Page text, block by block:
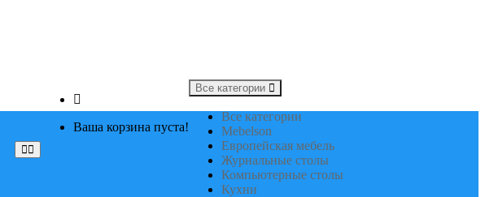
Все категории
Все категории
Mebelson
Европейская мебель
Журнальные столы
Компьютерные столы
Кухни
Ваша корзина пуста!